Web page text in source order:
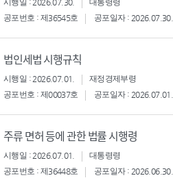
시행일 : 2026.07.30.
대통령령
공포번호 : 제36545호
공포일자 : 2026.07.30.
법인세법 시행규칙
시행일 : 2026.07.01.
재정경제부령
공포번호 : 제00037호
공포일자 : 2026.07.01.
주류 면허 등에 관한 법률 시행령
시행일 : 2026.07.01.
대통령령
공포번호 : 제36448호
공포일자 : 2026.06.30.